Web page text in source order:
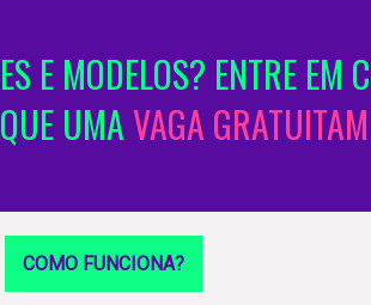
E MODELOS? ENTRE EM
UMAVAGA
COMO FUNCIONA?